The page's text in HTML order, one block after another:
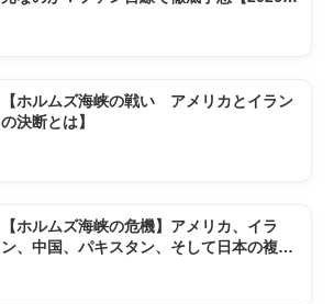
【ホルムズ海峡の戦い アメリカとイラン
の決断とは】
【ホルムズ海峡の危機】アメリカ、イラ
ン、中国、パキスタン、そして日本の複雑